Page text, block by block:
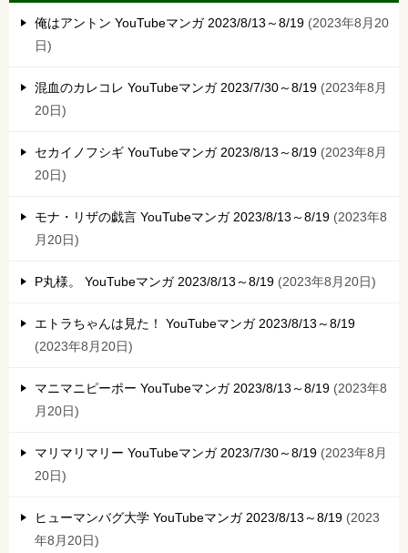
俺はアントン YouTubeマンガ 2023/8/13～8/19 2023年8月20
日
混血のカレコレ YouTubeマンガ 2023/7/30～8/19 2023年8月
20日
セカイノフシギ YouTubeマンガ 2023/8/13～8/19 2023年8月
20日
モナ・リザの戯言 YouTubeマンガ 2023/8/13～8/19 2023年8
月20日
P丸様。 YouTubeマンガ 2023/8/13～8/19 2023年8月20日
エトラちゃんは見た！ YouTubeマンガ 2023/8/13～8/19
2023年8月20日
マニマニピーポー YouTubeマンガ 2023/8/13～8/19 2023年8
月20日
マリマリマリー YouTubeマンガ 2023/7/30～8/19 2023年8月
20日
ヒューマンバグ大学 YouTubeマンガ 2023/8/13～8/19 2023
年8月20日